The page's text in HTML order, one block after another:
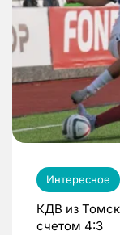
Интересное
КДВ из
счетом 4:3